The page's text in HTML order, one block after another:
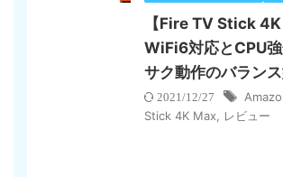
【Fire TV Stick 4K
WiFi6対応とCPU
サク動作のバランス
2021/12/27
Stick 4K Max
レビュー